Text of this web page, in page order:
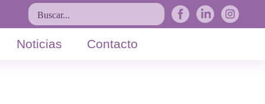
Buscar...
Noticias Contacto